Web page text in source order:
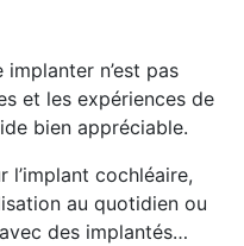
n’est pas
et les expériences de
bien appréciable.
l’implant cochléaire,
au quotidien ou
des implantés…